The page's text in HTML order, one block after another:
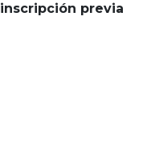
inscripción previa